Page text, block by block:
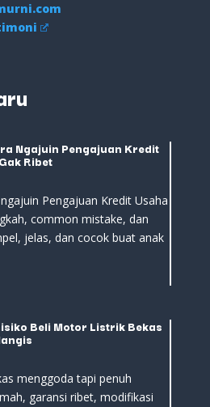
Ngajuin Pengajuan Kredit
Ribet
Pengajuan Kredit Usaha
common mistake, dan
jelas, dan cocok buat anak
Beli Motor Listrik Bekas
menggoda tapi penuh
garansi ribet, modifikasi